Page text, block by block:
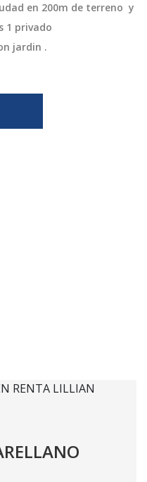
en 200m de terreno y
1 privado
jardin .